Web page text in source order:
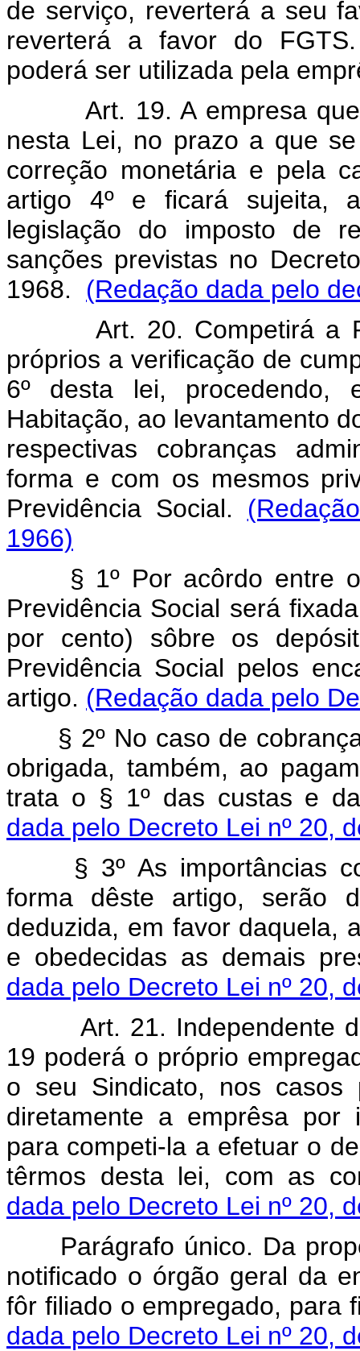
de serviço, reverterá a seu
reverterá a favor do
poderá ser utilizada pela
Art. 19. A empresa que
nesta Lei, no prazo a que
correção monetária e pela
artigo 4º e ficará sujeita,
legislação do imposto de
sanções previstas no
1968. (Redação dada pelo
Art. 20. Competirá a
próprios a verificação de
6º desta lei, procedendo,
Habitação, ao levantamento
respectivas cobranças
forma e com os mesmos
Previdência Social.
1966)
§ 1º Por acôrdo entre o
Previdência Social será
por cento) sôbre os
Previdência Social pelos
artigo. (Redação dada pelo
§ 2º No caso de
obrigada, também, ao
trata o § 1º das custas e
dada pelo Decreto Lei nº 20,
§ 3º As importâncias
forma dêste artigo, serão
deduzida, em favor daquela,
e obedecidas as demais
dada pelo Decreto Lei nº 20,
Art. 21. Independente do
19 poderá o próprio
o seu Sindicato, nos casos
diretamente a emprêsa por
para competi-la a efetuar o
têrmos desta lei, com as
dada pelo Decreto Lei nº 20,
Parágrafo único. Da
notificado o órgão geral da
fôr filiado o empregado, para
dada pelo Decreto Lei nº 20,